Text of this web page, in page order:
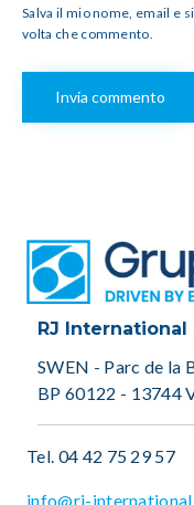
Salva il mio nome, email e
volta che commento.
RJ International
SWEN - Parc de la
BP 60122 - 13744
Tel. 04 42 75 29 57
info@rj-